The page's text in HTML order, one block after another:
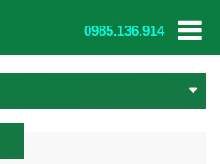
0985.136.914